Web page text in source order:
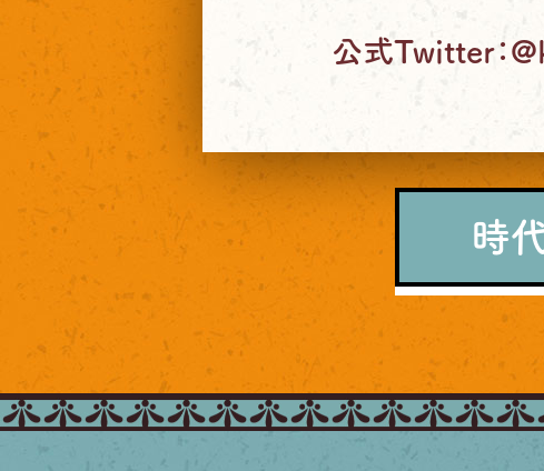
公式Twitter：
時